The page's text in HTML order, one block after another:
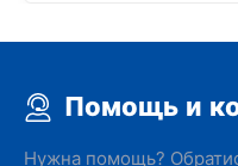
Помощь и
Нужна помощь?